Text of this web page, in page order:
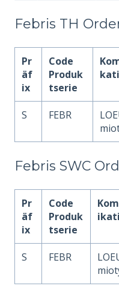
Febris TH
Pr
äf
ix
Code
Produk
tserie
S FEBR
Febris SWC
Pr
äf
ix
Code
Produk
tserie
S FEBR